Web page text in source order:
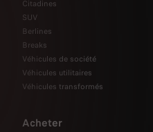
Citadines
SUV
Berlines
Breaks
Véhicules de société
Véhicules utilitaires
Véhicules transformés
Acheter